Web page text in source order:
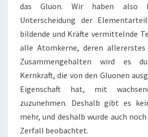
das Gluon. Wir haben also
Unterscheidung der
bildende und Kräfte vermittelnde
alle Atomkerne, deren
Zusammengehalten wird es
Kernkraft, die von den Gluonen
Eigenschaft hat, mit
zuzunehmen. Deshalb gibt es
mehr, und deshalb wurde auch
Zerfall beobachtet.